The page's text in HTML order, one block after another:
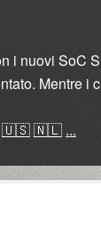
i nuovi SoC
Mentre
🇺🇸🇳🇱 ...